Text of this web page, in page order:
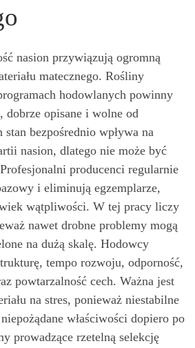
nasion przywiązują ogromną
matecznego. Rośliny
hodowlanych powinny
dobrze opisane i wolne od
bezpośrednio wpływa na
nasion, dlatego nie może być
producenci regularnie
i eliminują egzemplarze,
wątpliwości. W tej pracy liczy
nawet drobne problemy mogą
na dużą skalę. Hodowcy
tempo rozwoju, odporność,
powtarzalność cech. Ważna jest
na stres, ponieważ niestabilne
właściwości dopiero po
prowadzące rzetelną selekcję